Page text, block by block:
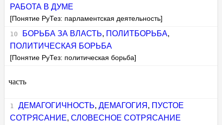
РАБОТА В ДУМЕ
[Понятие РуТез: парламентская деятельность]
БОРЬБА ЗА ВЛАСТЬ, ПОЛИТБОРЬБА,
ПОЛИТИЧЕСКАЯ БОРЬБА
[Понятие РуТез: политическая борьба]
часть
ДЕМАГОГИЧНОСТЬ, ДЕМАГОГИЯ , ПУСТОЕ
СОТРЯСАНИЕ,СЛОВЕСНОЕ СОТРЯСАНИЕ